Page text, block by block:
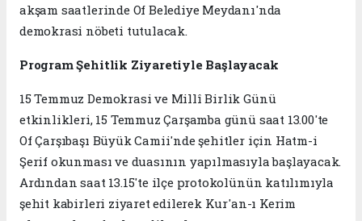
akşam saatlerinde Of Belediye Meydanı'nda
demokrasi nöbeti tutulacak.
Program Şehitlik Ziyaretiyle Başlayacak
15 Temmuz Demokrasi ve Millî Birlik Günü
etkinlikleri, 15 Temmuz Çarşamba günü saat 13.00'te
Of Çarşıbaşı Büyük Camii'nde şehitler için Hatm-i
Şerif okunması ve duasının yapılmasıyla başlayacak.
Ardından saat 13.15'te ilçe protokolünün katılımıyla
şehit kabirleri ziyaret edilerek Kur'an-ı Kerim